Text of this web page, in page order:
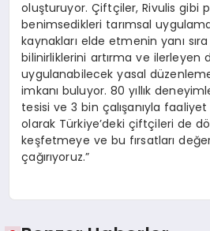
oluşturuyor. Çiftçiler, Rivulis gibi
benimsedikleri tarımsal
kaynakları elde etmenin yanı
bilinirliklerini artırma ve ilerleyen
uygulanabilecek yasal
imkanı buluyor. 80 yıllık
tesisi ve 3 bin çalışanıyla
olarak Türkiye’deki çiftçileri de
keşfetmeye ve bu fırsatları
çağırıyoruz.”